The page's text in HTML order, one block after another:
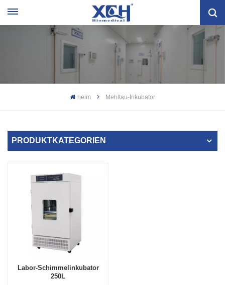
heim Mehltau-Inkubator
PRODUKTKATEGORIEN
Labor-Schimmelinkubator
250L